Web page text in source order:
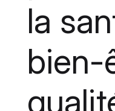
la
bien-